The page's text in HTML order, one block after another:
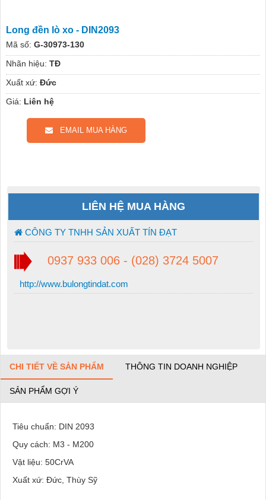
Long đền lò xo - DIN2093
Mã số: G-30973-130
Nhãn hiệu: TĐ
Xuất xứ: Đức
Giá: Liên hệ
EMAIL MUA HÀNG
LIÊN HỆ MUA HÀNG
CÔNG TY TNHH SẢN XUẤT TÍN ĐẠT
0937 933 006 - (028) 3724 5007
http://www.bulongtindat.com
CHI TIẾT VỀ SẢN PHẨM THÔNG TIN DOANH NGHIỆP
SẢN PHẨM GỢI Ý
Tiêu chuẩn: DIN 2093
Quy cách: M3 - M200
Vật liệu: 50CrVA
Xuất xứ: Đức, Thùy Sỹ